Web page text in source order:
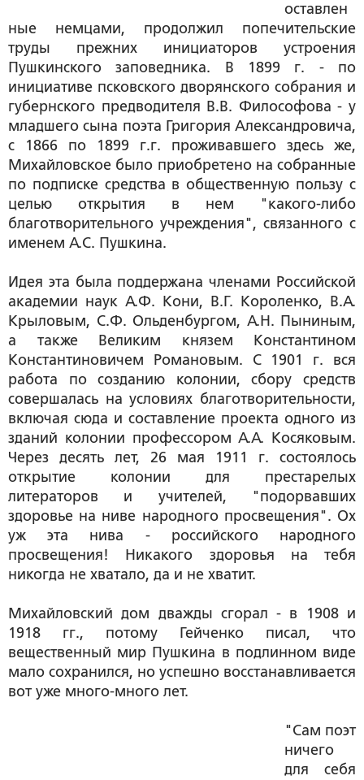
оставлен
ные немцами, продолжил попечительские
труды прежних инициаторов устроения
Пушкинского заповедника. В 1899 г. - по
инициативе псковского дворянского собрания и
губернского предводителя В.В. Философова - у
младшего сына поэта Григория Александровича,
с 1866 по 1899 г.г. проживавшего здесь же,
Михайловское было приобретено на собранные
по подписке средства в общественную пользу с
целью открытия в нем "какого-либо
благотворительного учреждения", связанного с
именем А.С. Пушкина.
Идея эта была поддержана членами Российской
академии наук А.Ф. Кони, В.Г. Короленко, В.А.
Крыловым, С.Ф. Ольденбургом, А.Н. Пыниным,
а также Великим князем Константином
Константиновичем Романовым. С 1901 г. вся
работа по созданию колонии, сбору средств
совершалась на условиях благотворительности,
включая сюда и составление проекта одного из
зданий колонии профессором А.А. Косяковым.
Через десять лет, 26 мая 1911 г. состоялось
открытие колонии для престарелых
литераторов и учителей, "подорвавших
здоровье на ниве народного просвещения". Ох
уж эта нива - российского народного
просвещения! Никакого здоровья на тебя
никогда не хватало, да и не хватит.
Михайловский дом дважды сгорал - в 1908 и
1918 гг., потому Гейченко писал, что
вещественный мир Пушкина в подлинном виде
мало сохранился, но успешно восстанавливается
вот уже много-много лет.
"Сам поэт
ничего
для себя